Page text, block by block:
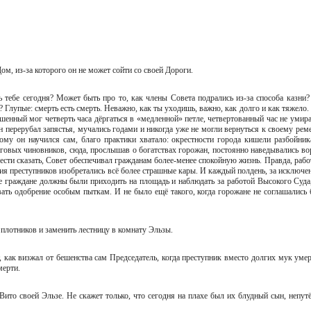
из-за которого он не может сойти со своей Дороги.
тебе сегодня? Может быть про то, как члены Совета подрались из-за способа
Глупые: смерть есть смерть. Неважно, как ты уходишь, важно, как долго и как
мог четверть часа дёргаться в «медленной» петле, четвертованный час не
запястья, мучались годами и никогда уже не могли вернуться к своему
он научился сам, благо практики хватало: окрестности города кишели
чиновников, сюда, прослышав о богатствах горожан, постоянно наведывались
сказать, Совет обеспечивал гражданам более-менее спокойную жизнь. Правда,
преступников изобретались всё более страшные кары. И каждый полдень, за
граждане должны были приходить на площадь и наблюдать за работой Высокого
одобрение особым пыткам. И не было ещё такого, когда горожане не соглашались
и заменить лестницу в комнату Эльзы.
визжал от бешенства сам Председатель, когда преступник вместо долгих мук
своей Эльзе. Не скажет только, что сегодня на плахе был их блудный сын,